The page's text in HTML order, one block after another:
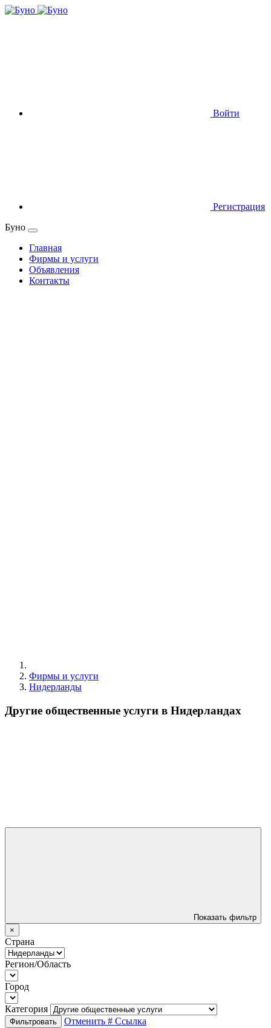
Войти
Регистрация
Буно
Главная
Фирмы и услуги
Объявления
Контакты
Фирмы и услуги
Нидерланды
Другие общественные услуги в Нидерландах
Показать фильтр
×
Страна
Регион/Область
Город
Категория
Фильтровать Отменить # Ссылка